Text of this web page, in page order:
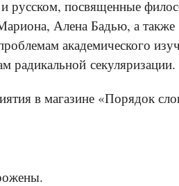
и русском, посвященные
Алена Бадью, а также
академического
радикальной секуляризации.
в магазине «Порядок